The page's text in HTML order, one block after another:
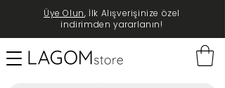
Üye Olun, İlk Alışverişinize özel
indirimden yararlanın!